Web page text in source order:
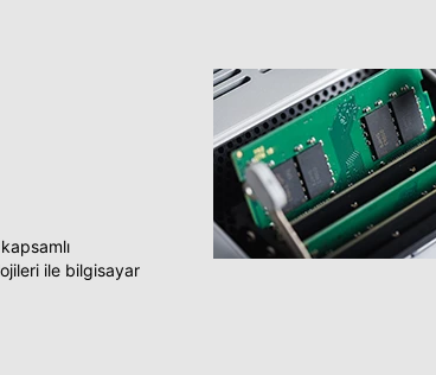
ile bilgisayar